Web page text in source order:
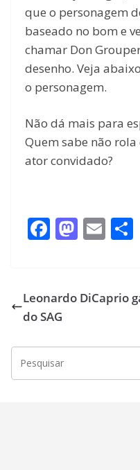
que o personagem
baseado no bom e
chamar Don
desenho. Veja
o personagem.
Não dá mais para
Quem sabe não rola
ator convidado?
F
b
o
o
k
M
d
n
E
l
Leonardo DiCaprio
do SAG